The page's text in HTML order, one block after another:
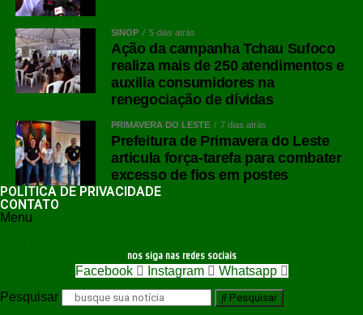
SINOP 5 dias atrás
Ação da campanha Tchau Sufoco
realiza mais de 250 atendimentos e
auxilia consumidores na
renegociação de dívidas
PRIMAVERA DO LESTE 7 dias atrás
Prefeitura de Primavera do Leste
articula força-tarefa para combater
excesso de fios em postes
POLÍTICA DE PRIVACIDADE
CONTATO
Menu
nos siga nas redes sociais
Facebook Instagram
Whatsapp
Pesquisar
Pesquisar